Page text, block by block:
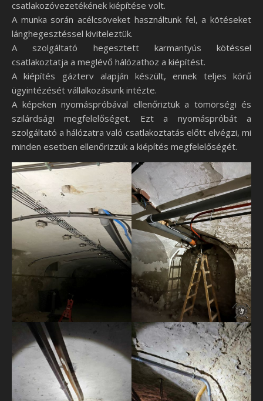
csatlakozóvezetékének kiépítése volt.
A munka során acélcsöveket használtunk fel, a kötéseket
lánghegesztéssel kiviteleztük.
A szolgáltató hegesztett karmantyús kötéssel
csatlakoztatja a meglévő hálózathoz a kiépítést.
A kiépítés gázterv alapján készült, ennek teljes körű
ügyintézését vállalkozásunk intézte.
A képeken nyomáspróbával ellenőriztük a tömörségi és
szilárdsági megfelelőséget. Ezt a nyomáspróbát a
szolgáltató a hálózatra való csatlakoztatás előtt elvégzi, mi
minden esetben ellenőrizzük a kiépítés megfelelőségét.